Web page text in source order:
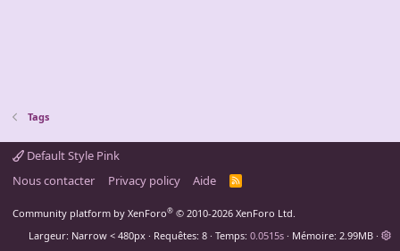
Tags
Default Style Pink
Nous contacter
Privacy policy Aide
R
Community platform by XenForo® © 2010-2026 XenForo Ltd.
Largeur
Requêtes 8 Temps 0.0515s Mémoire 2.99MB